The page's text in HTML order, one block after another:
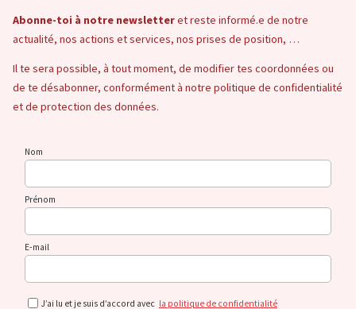
Abonne-toi à notre newsletteret reste informé.e de notre
actualité, nos actions et services, nos prises de position, …
Il te sera possible, à tout moment, de modifier tes coordonnées ou
de te désabonner, conformément à notre politique de confidentialité
et de protection des données.
Nom
Prénom
E-mail
J’ai lu et je suis d’accord avec la politique de confidentialité